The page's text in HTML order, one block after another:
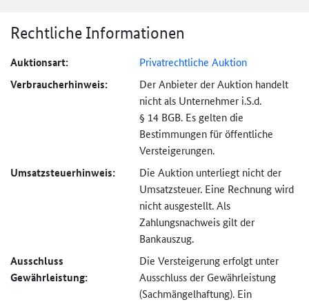
Rechtliche Informationen
Auktionsart: Privatrechtliche Auktion
Verbraucher­hinweis:
Der Anbieter der Auktion handelt
nicht als Unternehmer i.S.d.
§ 14 BGB. Es gelten die
Bestimmungen für öffentliche
Versteigerungen.
Umsatzsteuer­hinweis:
Die Auktion unterliegt nicht der
Umsatzsteuer. Eine Rechnung wird
nicht ausgestellt. Als
Zahlungsnachweis gilt der
Bankauszug.
Ausschluss
Gewährleistung:
Die Versteigerung erfolgt unter
Ausschluss der Gewährleistung
(Sachmängel­haftung). Ein